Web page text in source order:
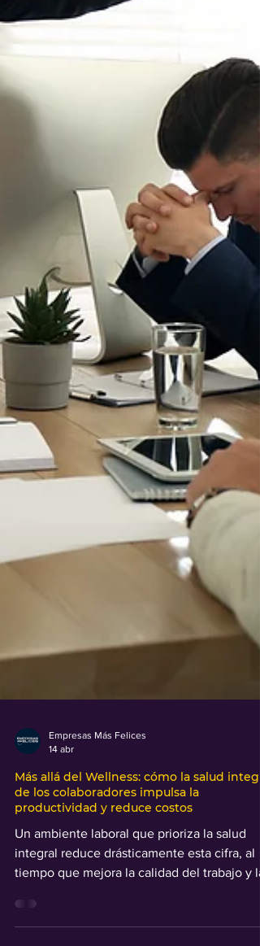
Empresas Más Felices
14 abr
Más allá del Wellness: cómo la salud
de los colaboradores impulsa la
productividad y reduce costos
Un ambiente laboral que prioriza la salud
tiempo que mejora la calidad del trabajo y la
innovación.